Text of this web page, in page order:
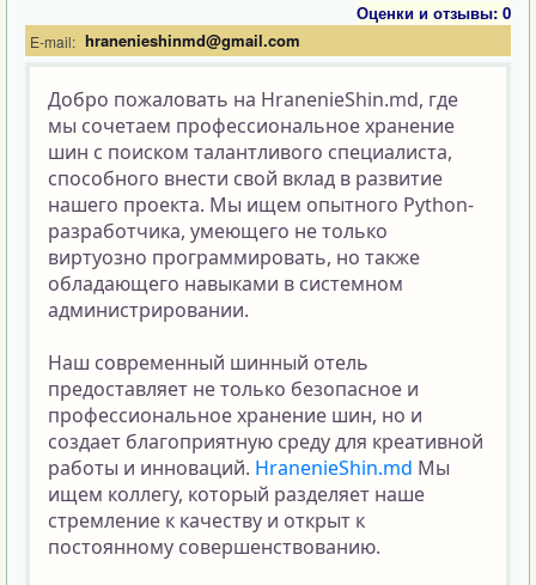
Оценки и отзывы: 0
E-mail: hranenieshinmd@gmail.com
Добро пожаловать на HranenieShin.md, где
мы сочетаем профессиональное хранение
шин с поиском талантливого специалиста,
способного внести свой вклад в развитие
нашего проекта. Мы ищем опытного Python-
разработчика, умеющего не только
виртуозно программировать, но также
обладающего навыками в системном
администрировании.
Наш современный шинный отель
предоставляет не только безопасное и
профессиональное хранение шин, но и
создает благоприятную среду для креативной
работы и инноваций. HranenieShin.md Мы
ищем коллегу, который разделяет наше
стремление к качеству и открыт к
постоянному совершенствованию.